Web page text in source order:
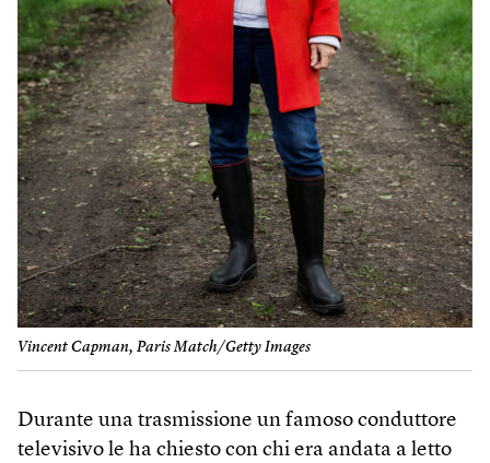
Vincent Capman, Paris Match/Getty Images
Durante una trasmissione un famoso conduttore
televisivo le ha chiesto con chi era andata a letto